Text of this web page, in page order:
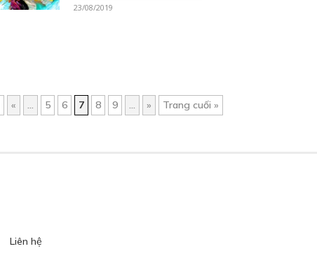
23/08/2019
« ... 5 6 7 8 9 ... » Trang cuối »
Liên hệ